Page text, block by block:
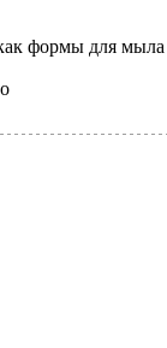
формы для